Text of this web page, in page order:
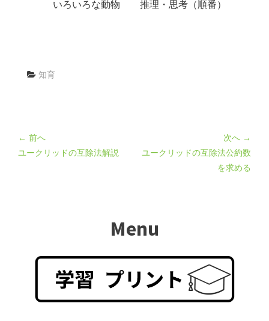
いろいろな動物 推理・思考（順番）
知育
← 前へ
ユークリッドの互除法解説
次へ →
ユークリッドの互除法公約数
を求める
Menu